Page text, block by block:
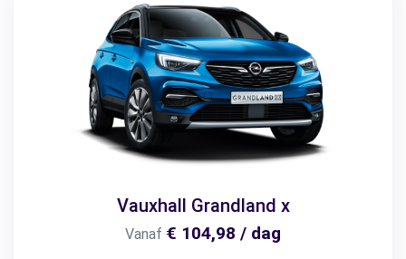
Vauxhall Grandland x
Vanaf € 104,98 / dag